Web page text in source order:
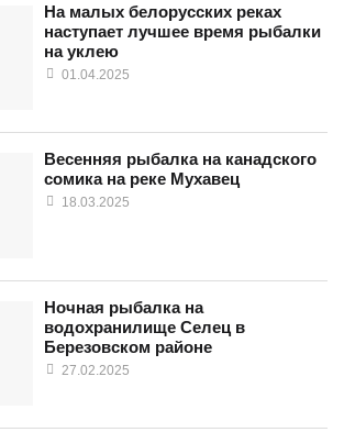
На малых белорусских реках
наступает лучшее время рыбалки
на уклею
01.04.2025
Весенняя рыбалка на канадского
сомика на реке Мухавец
18.03.2025
Ночная рыбалка на
водохранилище Селец в
Березовском районе
27.02.2025